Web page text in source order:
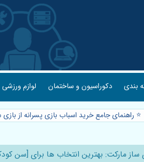
بندی دکوراسیون و ساختمان لوازم ورزشی
⭐️ راهنمای جامع خرید اسباب بازی پسرانه از
ساز مارکت: بهترین انتخاب ها برای [سن